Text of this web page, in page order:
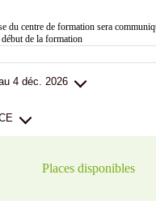
du centre de formation sera
début de la formation
4 déc. 2026
Places disponibles